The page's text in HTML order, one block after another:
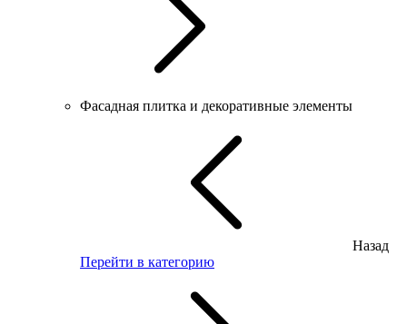
Фасадная плитка и декоративные элементы
Назад
Перейти в категорию